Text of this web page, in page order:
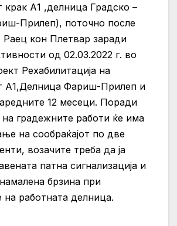
крак А1 ,делница Градско –
Прилеп), поточно после
Раец кон Плетвар заради
од 02.03.2022 г. во
Рехабилитација на
А1,Делница Фариш-Прилеп и
12 месеци. Поради
градежните работи ќе има
на сообраќајот по две
возачите треба да ја
патна сигнализација и
брзина при
работната делница.